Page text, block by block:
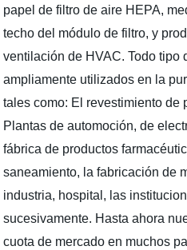
papel de filtro de aire HEPA,
techo del módulo de filtro, y
ventilación de HVAC. Todo tipo
ampliamente utilizados en la
tales como: El revestimiento de
Plantas de automoción, de
fábrica de productos
saneamiento, la fabricación de
industria, hospital, las
sucesivamente. Hasta ahora
cuota de mercado en muchos